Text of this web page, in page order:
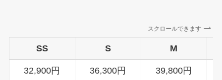
スクロールできます
SS S M
32,900円 36,300円 39,800円